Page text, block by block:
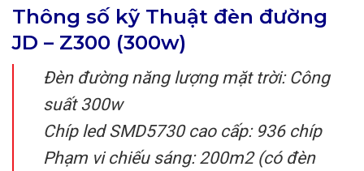
Thông số kỹ Thuật đèn đường
JD – Z300 (300w)
Đèn đường năng lượng mặt trời: Công
suất 300w
Chíp led SMD5730 cao cấp: 936 chíp
Phạm vi chiếu sáng: 200m2 (có đèn